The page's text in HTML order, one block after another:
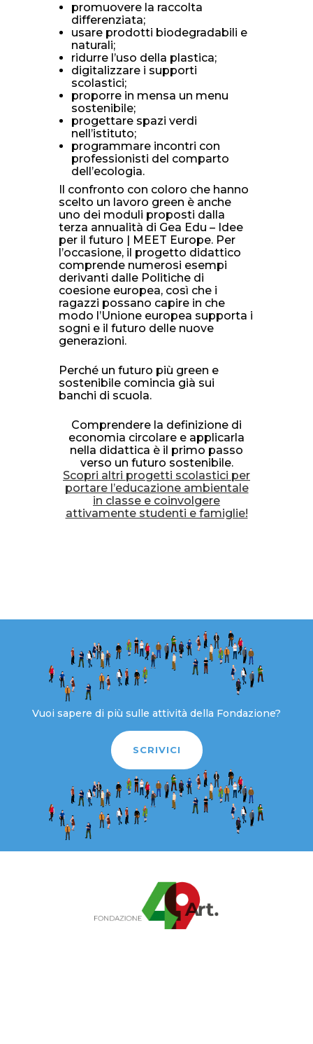
promuovere la raccolta
differenziata;
usare prodotti biodegradabili e
naturali;
ridurre l’uso della plastica;
digitalizzare i supporti
scolastici;
proporre in mensa un menu
sostenibile;
progettare spazi verdi
nell’istituto;
programmare incontri con
professionisti del comparto
dell’ecologia.
Il confronto con coloro che hanno
scelto un lavoro green è anche
uno dei moduli proposti dalla
terza annualità di Gea Edu – Idee
per il futuro | MEET Europe. Per
l’occasione, il progetto didattico
comprende numerosi esempi
derivanti dalle Politiche di
coesione europea, così che i
ragazzi possano capire in che
modo l’Unione europea supporta i
sogni e il futuro delle nuove
generazioni.
Perché un futuro più green e
sostenibile comincia già sui
banchi di scuola.
Comprendere la definizione di
economia circolare e applicarla
nella didattica è il primo passo
verso un futuro sostenibile.
Scopri altri progetti scolastici per
portare l’educazione ambientale
in classe e coinvolgere
attivamente studenti e famiglie!
Vuoi sapere di più sulle attività della Fondazione?
SCRIVICI